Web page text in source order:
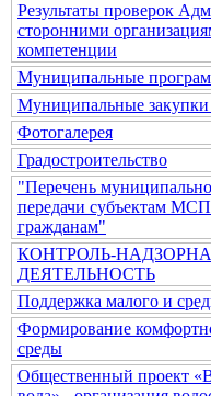
Результаты проверок
сторонними
компетенции
Муниципальные
Муниципальные закупки
Фотогалерея
Градостроительство
"Перечень
передачи субъектам
гражданам"
КОНТРОЛЬ-
ДЕЯТЕЛЬНОСТЬ
Поддержка малого и
Формирование
среды
Общественный проект